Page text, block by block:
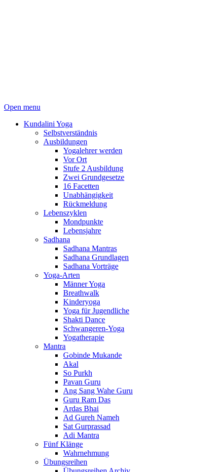
Open menu
Kundalini Yoga
Selbstverständnis
Ausbildungen
Yogalehrer werden
Vor Ort
Stufe 2 Ausbildung
Zwei Grundgesetze
16 Facetten
Unabhängigkeit
Rückmeldung
Lebenszyklen
Mondpunkte
Lebensjahre
Sadhana
Sadhana Mantras
Sadhana Grundlagen
Sadhana Vorträge
Yoga-Arten
Männer Yoga
Breathwalk
Kinderyoga
Yoga für Jugendliche
Shakti Dance
Schwangeren-Yoga
Yogatherapie
Mantra
Gobinde Mukande
Akal
So Purkh
Pavan Guru
Ang Sang Wahe Guru
Guru Ram Das
Ardas Bhai
Ad Gureh Nameh
Sat Gurprassad
Adi Mantra
Fünf Klänge
Wahrnehmung
Übungsreihen